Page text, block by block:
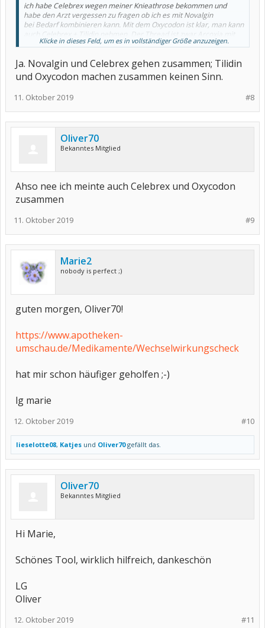
ich habe Celebrex wegen meiner Knieathrose bekommen und
habe den Arzt vergessen zu fragen ob ich es mit Novalgin
bei Bedarf kombinieren kann. Mit dem Oxycodon ist klar, man kann
auch Celebrex + Tilidin nehmen. Der Thread ist zwar Arcoxia mit
Novalgin. aber
Regeln, dann könnte ich es nehmen?
Vielen Dank und Grüße
Klicke in dieses Feld, um es in vollständiger Größe anzuzeigen.
Ja. Novalgin und Celebrex gehen zusammen; Tilidin
und Oxycodon machen zusammen keinen Sinn.
#8
11. Oktober 2019
Oliver70
Bekanntes Mitglied
Ahso nee ich meinte auch Celebrex und Oxycodon
zusammen
#9
11. Oktober 2019
Marie2
nobody is perfect ;)
guten morgen, Oliver70!
https://www.apotheken-
umschau.de/Medikamente/Wechselwirkungscheck
hat mir schon häufiger geholfen ;-)
lg marie
#10
12. Oktober 2019
lieselotte08, Katjes und Oliver70gefällt das.
Oliver70
Bekanntes Mitglied
Hi Marie,
Schönes Tool, wirklich hilfreich, dankeschön
LG
Oliver
#11
12. Oktober 2019